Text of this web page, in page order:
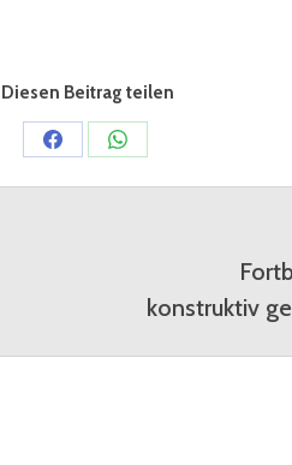
Diesen Beitrag teilen
Share
on
Share
on
Beitrag:
konstruktiv